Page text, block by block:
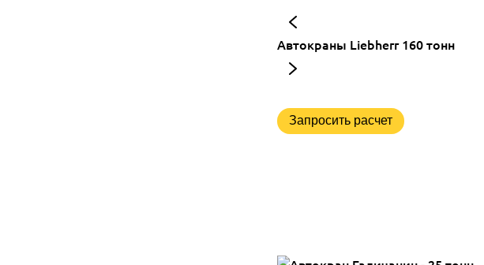
Автокраны Liebherr 160 тонн
Запросить расчет